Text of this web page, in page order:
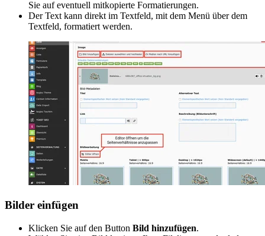
Sie auf eventuell mitkopierte Formatierungen.
Der Text kann direkt im Textfeld, mit dem Menü über dem
Textfeld, formatiert werden.
Bilder einfügen
Klicken Sie auf den Button Bild hinzufügen.